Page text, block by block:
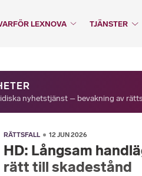
LEXNOVA TJÄNSTER
nyhetstjänst – bevakning av
RÄTTSFALL 12 JUN 2026
HD: Långsam
rätt till skadestånd